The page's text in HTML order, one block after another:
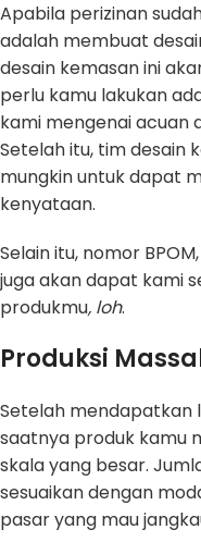
Apabila perizinan
adalah membuat
desain kemasan ini
perlu kamu lakukan
kami mengenai acuan
Setelah itu, tim desain
mungkin untuk dapat
kenyataan.
Selain itu, nomor
juga akan dapat kami
produkmu, loh.
Produksi
Setelah mendapatkan
saatnya produk kamu
skala yang besar.
sesuaikan dengan
pasar yang mau